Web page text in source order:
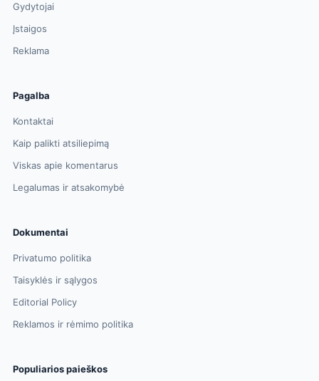
Gydytojai
Įstaigos
Reklama
Pagalba
Kontaktai
Kaip palikti atsiliepimą
Viskas apie komentarus
Legalumas ir atsakomybė
Dokumentai
Privatumo politika
Taisyklės ir sąlygos
Editorial Policy
Reklamos ir rėmimo politika
Populiarios paieškos